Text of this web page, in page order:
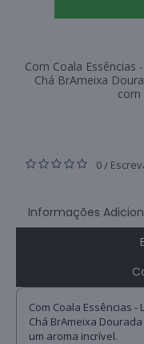
Com Coala
Chá BrAmeixa
com
0 /
Informações
Com Coala Essências
Chá BrAmeixa
um aroma incrível.